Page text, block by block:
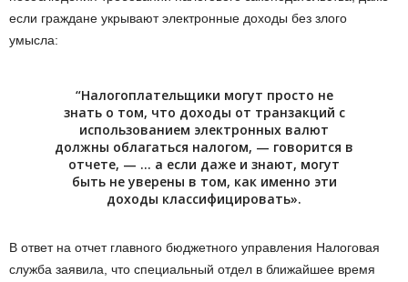
если граждане укрывают электронные доходы без злого
умысла:
“Налогоплательщики могут просто не
знать о том, что доходы от транзакций с
использованием электронных валют
должны облагаться налогом, — говорится в
отчете, — … а если даже и знают, могут
быть не уверены в том, как именно эти
доходы классифицировать».
В ответ на отчет главного бюджетного управления Налоговая
служба заявила, что специальный отдел в ближайшее время